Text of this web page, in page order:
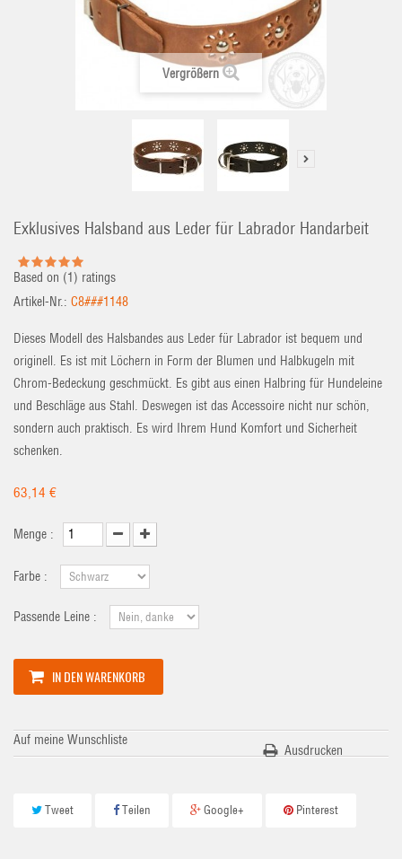
Vergrößern
Exklusives Halsband aus Leder für Labrador Handarbeit
Based on (1) ratings
Artikel-Nr.: C8###1148
Dieses Modell des Halsbandes aus Leder für Labrador ist bequem und
originell. Es ist mit Löchern in Form der Blumen und Halbkugeln mit
Chrom-Bedeckung geschmückt. Es gibt aus einen Halbring für Hundeleine
und Beschläge aus Stahl. Deswegen ist das Accessoire nicht nur schön,
sondern auch praktisch. Es wird Ihrem Hund Komfort und Sicherheit
schenken.
63,14 €
Menge :
Farbe :
Passende Leine :
IN DEN WARENKORB
Auf meine Wunschliste
Ausdrucken
Tweet Teilen Google+ Pinterest